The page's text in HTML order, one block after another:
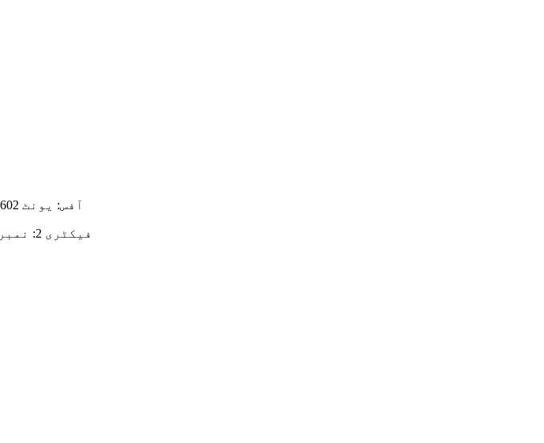
آفس: یونٹ 602-604، بلڈنگ 7، نمبر 2449، جنہائی آر ڈی، پوڈونگ نیو ایریا، شنگھائی، چین
فیکٹری 2: نمبر 6 یوآن زونگ روڈ، شانگ زنگ ٹاؤن، لیانگ سٹی، چانگزو سٹی، جیانگ سو صوبہ